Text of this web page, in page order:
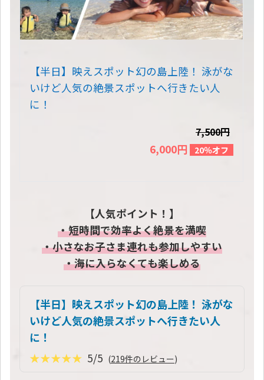
【半日】映えスポット幻の島上陸！ 泳がな
いけど人気の絶景スポットへ行きたい人
に！
7,500円
6,000円 20％オフ
【人気ポイント！】
・短時間で効率よく絶景を満喫
・小さなお子さま連れも参加しやすい
・海に入らなくても楽しめる
【半日】映えスポット幻の島上陸！ 泳がな
いけど人気の絶景スポットへ行きたい人
に！
★★★★★ 5/5 (219件のレビュー)